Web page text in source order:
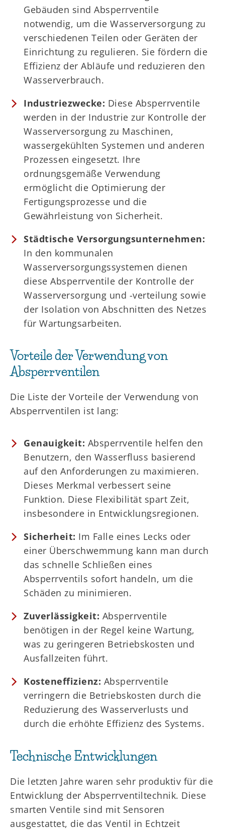
Gebäuden sind Absperrventile
notwendig, um die Wasserversorgung zu
verschiedenen Teilen oder Geräten der
Einrichtung zu regulieren. Sie fördern die
Effizienz der Abläufe und reduzieren den
Wasserverbrauch.
Industriezwecke: Diese Absperrventile
werden in der Industrie zur Kontrolle der
Wasserversorgung zu Maschinen,
wassergekühlten Systemen und anderen
Prozessen eingesetzt. Ihre
ordnungsgemäße Verwendung
ermöglicht die Optimierung der
Fertigungsprozesse und die
Gewährleistung von Sicherheit.
Städtische Versorgungsunternehmen:
In den kommunalen
Wasserversorgungssystemen dienen
diese Absperrventile der Kontrolle der
Wasserversorgung und -verteilung sowie
der Isolation von Abschnitten des Netzes
für Wartungsarbeiten.
Vorteile der Verwendung von
Absperrventilen
Die Liste der Vorteile der Verwendung von
Absperrventilen ist lang:
Genauigkeit: Absperrventile helfen den
Benutzern, den Wasserfluss basierend
auf den Anforderungen zu maximieren.
Dieses Merkmal verbessert seine
Funktion. Diese Flexibilität spart Zeit,
insbesondere in Entwicklungsregionen.
Sicherheit: Im Falle eines Lecks oder
einer Überschwemmung kann man durch
das schnelle Schließen eines
Absperrventils sofort handeln, um die
Schäden zu minimieren.
Zuverlässigkeit: Absperrventile
benötigen in der Regel keine Wartung,
was zu geringeren Betriebskosten und
Ausfallzeiten führt.
Kosteneffizienz: Absperrventile
verringern die Betriebskosten durch die
Reduzierung des Wasserverlusts und
durch die erhöhte Effizienz des Systems.
Technische Entwicklungen
Die letzten Jahre waren sehr produktiv für die
Entwicklung der Absperrventiltechnik. Diese
smarten Ventile sind mit Sensoren
ausgestattet, die das Ventil in Echtzeit